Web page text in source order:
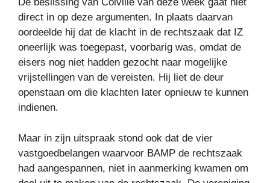
direct in op deze argumenten. In plaats daarvan
oordeelde hij dat de klacht in de rechtszaak dat IZ
oneerlijk was toegepast, voorbarig was, omdat de
eisers nog niet hadden gezocht naar mogelijke
vrijstellingen van de vereisten. Hij liet de deur
openstaan ​​om die klachten later opnieuw te kunnen
indienen.
Maar in zijn uitspraak stond ook dat de vier
vastgoedbelangen waarvoor BAMP de rechtszaak
had aangespannen, niet in aanmerking kwamen om